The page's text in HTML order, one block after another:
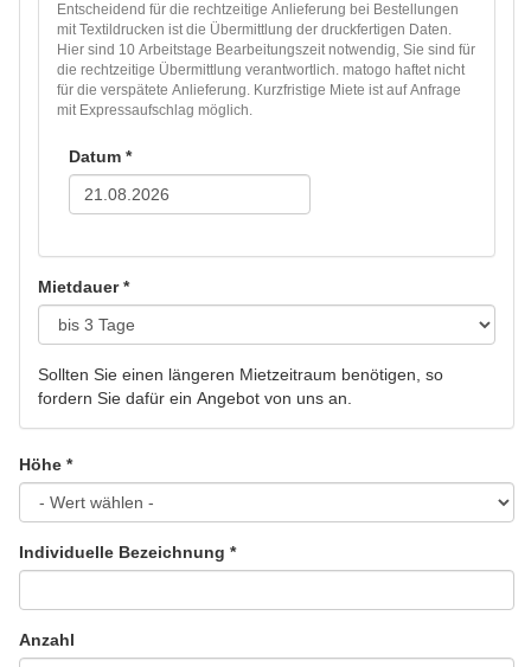
Entscheidend für die rechtzeitige Anlieferung bei Bestellungen
mit Textildrucken ist die Übermittlung der druckfertigen Daten.
Hier sind 10 Arbeitstage Bearbeitungszeit notwendig, Sie sind für
die rechtzeitige Übermittlung verantwortlich. matogo haftet nicht
für die verspätete Anlieferung. Kurzfristige Miete ist auf Anfrage
mit Expressaufschlag möglich.
Datum *
Mietdauer*
Sollten Sie einen längeren Mietzeitraum benötigen, so
fordern Sie dafür ein Angebot von uns an.
Höhe *
Individuelle Bezeichnung *
Anzahl